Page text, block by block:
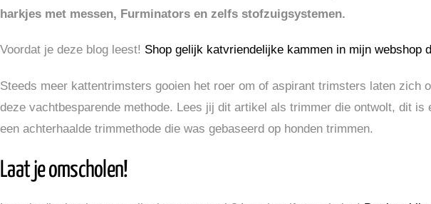
harkjes met messen, Furminators en zelfs stofzuigsystemen.
Voordat je deze blog leest! Shop gelijk katvriendelijke kammen in mijn webshop
Steeds meer kattentrimsters gooien het roer om of aspirant trimsters laten
deze vachtbesparende methode. Lees jij dit artikel als trimmer die ontwolt, dit
een achterhaalde trimmethode die was gebaseerd op honden trimmen.
Laat je omscholen!